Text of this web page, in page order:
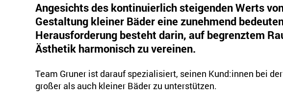
Angesichts des kontinuierlich steigenden Werts
Gestaltung kleiner Bäder eine zunehmend
Herausforderung besteht darin, auf begrenztem
Ästhetik harmonisch zu vereinen.
Team Gruner ist darauf spezialisiert, seinen Kund:innen bei
großer als auch kleiner Bäder zu unterstützen.